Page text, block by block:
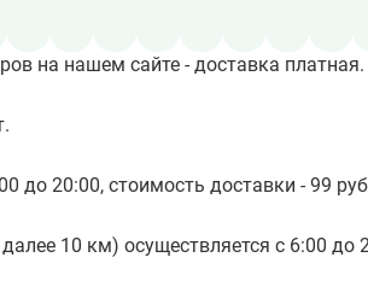
на нашем сайте - доставка платная.
до 20:00, стоимость доставки - 99
10 км) осуществляется с 6:00 до